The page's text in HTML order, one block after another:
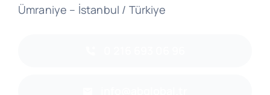
Ümraniye – İstanbul / Türkiye